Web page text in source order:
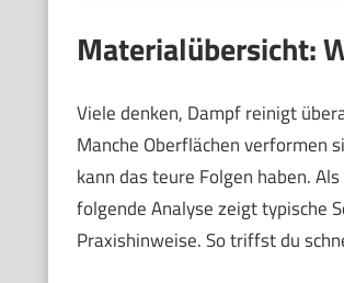
Materialübersicht:
Viele denken, Dampf reinigt
Manche Oberflächen verformen
kann das teure Folgen haben.
folgende Analyse zeigt typische
Praxishinweise. So triffst du